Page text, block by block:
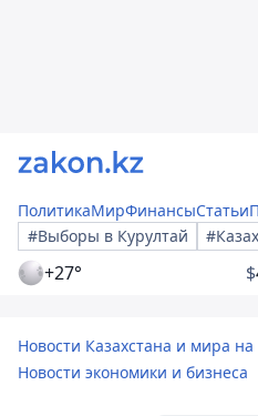
ПолитикаМирФинансыСтатьи
#Выборы в Курултай
+27° $
Новости Казахстана и мира на
Новости экономики и бизнеса